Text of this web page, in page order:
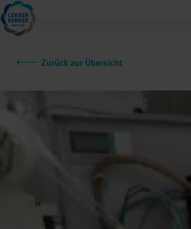
Zurück zur Übersicht